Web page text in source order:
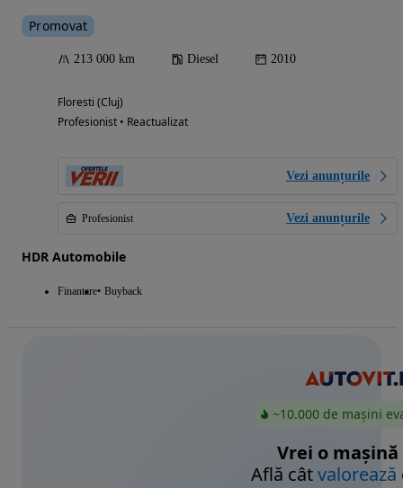
Promovat
213 000 km Diesel 2010
Floresti (Cluj)
Profesionist • Reactualizat
Vezi anunțurile
Profesionist Vezi anunțurile
HDR Automobile
Finantare Buyback
~10.000 de mașini
Vrei o mașină
Află câtvalorează